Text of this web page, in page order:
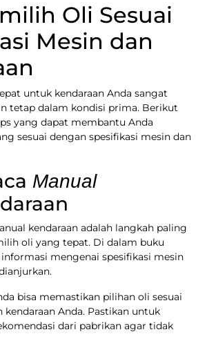
Oli Sesuai
Mesin dan
untuk kendaraan Anda sangat
tetap dalam kondisi prima. Berikut
yang dapat membantu Anda
sesuai dengan spesifikasi mesin dan
Manual
kendaraan adalah langkah paling
oli yang tepat. Di dalam buku
mengenai spesifikasi mesin
bisa memastikan pilihan oli sesuai
Anda. Pastikan untuk
dari pabrikan agar tidak